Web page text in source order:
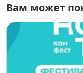
Вам может